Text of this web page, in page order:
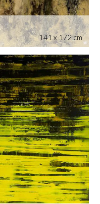
141 x 172 cm